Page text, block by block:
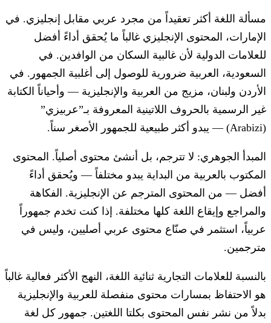
مسألة اللغة أكثر تعقيداً من مجرد عربي مقابل إنجليزي. في
الإمارات، المحتوى الإنجليزي غالباً ما يُحقق أداءً أفضل
للعلامات الدولية لأن غالبية السكان من الوافدين. في
السعودية، العربية ضرورية للوصول إلى أغلبية الجمهور. في
الأردن ولبنان، مزيج من العربية والإنجليزية — وأحياناً الكتابة
غير الرسمية بالحروف اللاتينية المعروفة بـ”عربيزي”
(Arabizi) — يبدو أكثر طبيعية للجمهور الأصغر سناً.
المبدأ الجوهري: لا تترجم، بل أنشئ محتوى أصلياً. المحتوى
المكتوب بالعربية من البداية يبدو مختلفاً — ويُحقق أداءً
أفضل — من المحتوى المترجم عن الإنجليزية. الفكاهة
والمراجع وإيقاع اللغة كلها مختلفة. إذا كنت تخدم جمهوراً
عربياً، استثمر في صنّاع محتوى عربي أصليين، وليس في
مترجمين.
بالنسبة للعلامات التجارية ثنائية اللغة، النهج الأكثر فعالية غالباً
هو الاحتفاظ بمسارات محتوى منفصلة للعربية والإنجليزية
بدلاً من نشر نفس المحتوى بكلتا اللغتين. جمهور كل لغة